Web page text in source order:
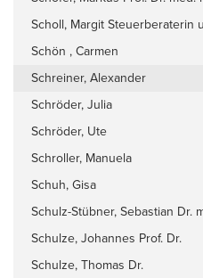
Scholl, Margit Steuerberaterin
Schön , Carmen
Schreiner, Alexander
Schröder, Julia
Schröder, Ute
Schroller, Manuela
Schuh, Gisa
Schulz-Stübner, Sebastian Dr.
Schulze, Johannes Prof. Dr.
Schulze, Thomas Dr.